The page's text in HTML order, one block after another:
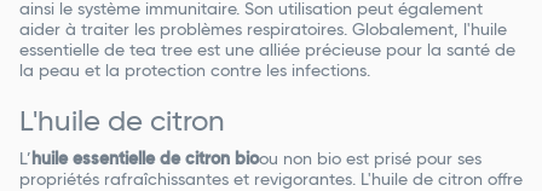
ainsi le système immunitaire. Son utilisation peut également
aider à traiter les problèmes respiratoires. Globalement, l'huile
essentielle de tea tree est une alliée précieuse pour la santé de
la peau et la protection contre les infections.
L'huile de citron
L’ huile essentielle de citron bioou non bio est prisé pour ses
propriétés rafraîchissantes et revigorantes. L'huile de citron offre